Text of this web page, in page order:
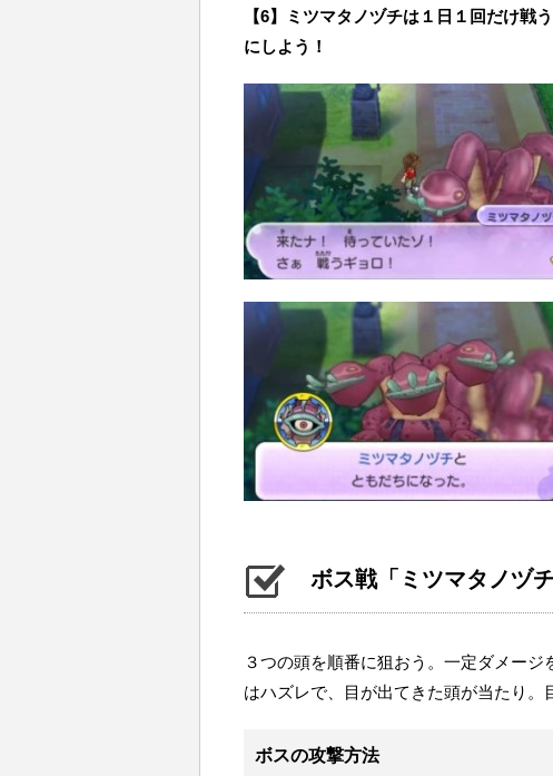
【6】ミツマタノヅチは１日１回だけ戦
にしよう！
ボス戦「ミツマタノヅ
３つの頭を順番に狙おう。一定ダメー
はハズレで、目が出てきた頭が当たり。
ボスの攻撃方法